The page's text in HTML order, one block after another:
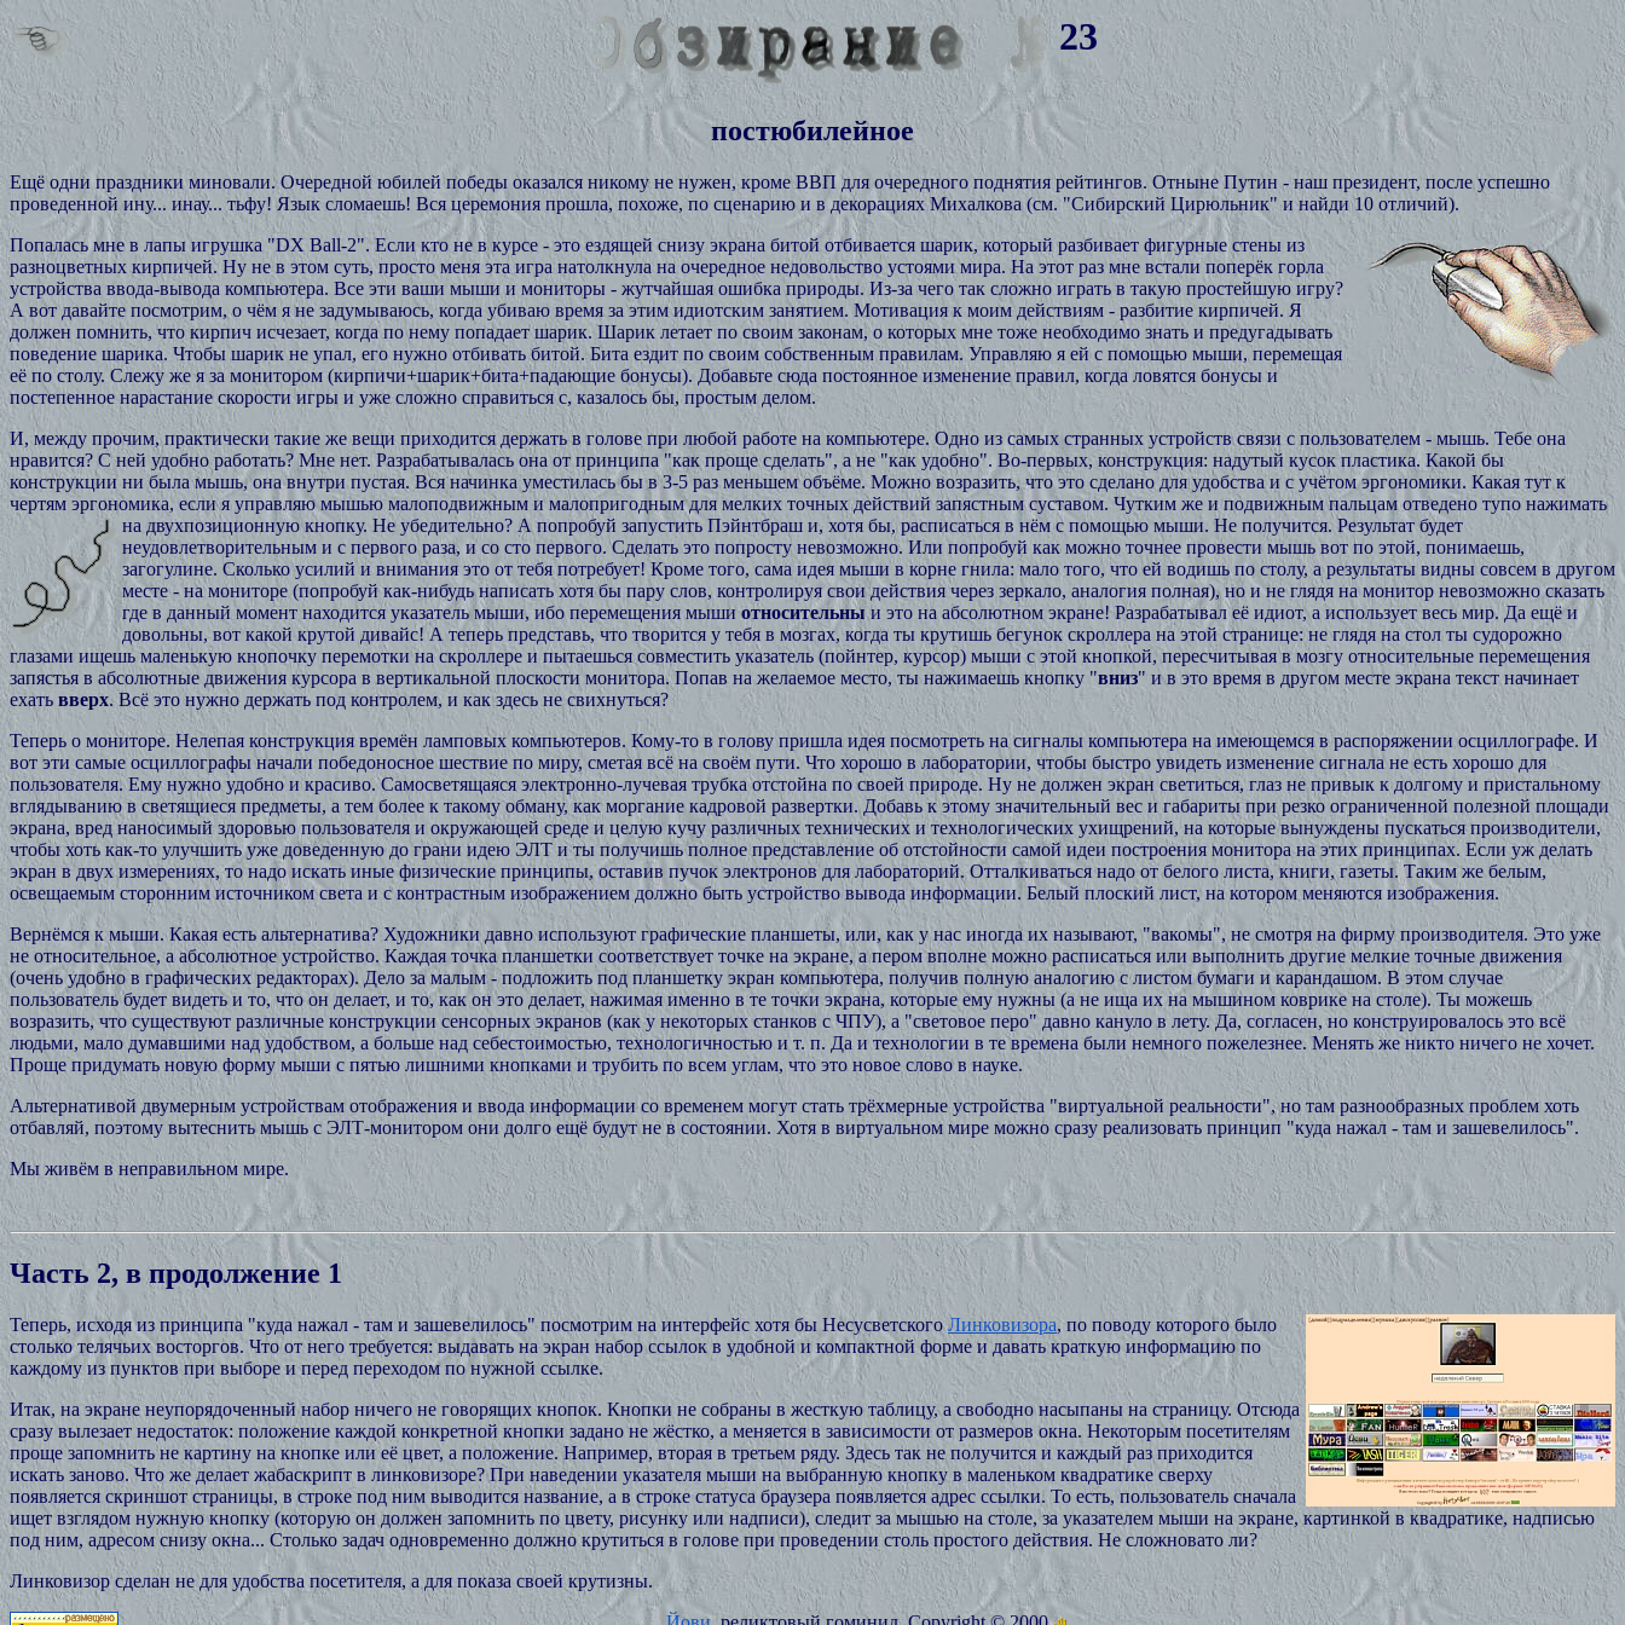
23
постюбилейное
Ещё одни праздники миновали. Очередной юбилей победы оказался никому не нужен, кроме ВВП для очередного поднятия рейтингов. Отныне Путин - наш президент, после успешно
проведенной ину... инау... тьфу! Язык сломаешь! Вся церемония прошла, похоже, по сценарию и в декорациях Михалкова (см. "Сибирский Цирюльник" и найди 10 отличий).
Попалась мне в лапы игрушка "DX Ball-2". Если кто не в курсе - это ездящей снизу экрана битой отбивается шарик, который разбивает фигурные стены из
разноцветных кирпичей. Ну не в этом суть, просто меня эта игра натолкнула на очередное недовольство устоями мира. На этот раз мне встали поперёк горла
устройства ввода-вывода компьютера. Все эти ваши мыши и мониторы - жутчайшая ошибка природы. Из-за чего так сложно играть в такую простейшую игру?
А вот давайте посмотрим, о чём я не задумываюсь, когда убиваю время за этим идиотским занятием. Мотивация к моим действиям - разбитие кирпичей. Я
должен помнить, что кирпич исчезает, когда по нему попадает шарик. Шарик летает по своим законам, о которых мне тоже необходимо знать и предугадывать
поведение шарика. Чтобы шарик не упал, его нужно отбивать битой. Бита ездит по своим собственным правилам. Управляю я ей с помощью мыши, перемещая
её по столу. Слежу же я за монитором (кирпичи+шарик+бита+падающие бонусы). Добавьте сюда постоянное изменение правил, когда ловятся бонусы и
постепенное нарастание скорости игры и уже сложно справиться с, казалось бы, простым делом.
И, между прочим, практически такие же вещи приходится держать в голове при любой работе на компьютере. Одно из самых странных устройств связи с пользователем - мышь. Тебе она
нравится? С ней удобно работать? Мне нет. Разрабатывалась она от принципа "как проще сделать", а не "как удобно". Во-первых, конструкция: надутый кусок пластика. Какой бы
конструкции ни была мышь, она внутри пустая. Вся начинка уместилась бы в 3-5 раз меньшем объёме. Можно возразить, что это сделано для удобства и с учётом эргономики. Какая тут к
чертям эргономика, если я управляю мышью малоподвижным и малопригодным для мелких точных действий запястным суставом. Чутким же и подвижным пальцам отведено тупо нажимать
на двухпозиционную кнопку. Не убедительно? А попробуй запустить Пэйнтбраш и, хотя бы, расписаться в нём с помощью мыши. Не получится. Результат будет
неудовлетворительным и с первого раза, и со сто первого. Сделать это попросту невозможно. Или попробуй как можно точнее провести мышь вот по этой, понимаешь,
загогулине. Сколько усилий и внимания это от тебя потребует! Кроме того, сама идея мыши в корне гнила: мало того, что ей водишь по столу, а результаты видны совсем в другом
месте - на мониторе (попробуй как-нибудь написать хотя бы пару слов, контролируя свои действия через зеркало, аналогия полная), но и не глядя на монитор невозможно сказать
где в данный момент находится указатель мыши, ибо перемещения мышиотносительныи это на абсолютном экране! Разрабатывал её идиот, а использует весь мир. Да ещё и
довольны, вот какой крутой дивайс! А теперь представь, что творится у тебя в мозгах, когда ты крутишь бегунок скроллера на этой странице: не глядя на стол ты судорожно
глазами ищешь маленькую кнопочку перемотки на скроллере и пытаешься совместить указатель (пойнтер, курсор) мыши с этой кнопкой, пересчитывая в мозгу относительные перемещения
запястья в абсолютные движения курсора в вертикальной плоскости монитора. Попав на желаемое место, ты нажимаешь кнопку "вниз" и в это время в другом месте экрана текст начинает
ехать вверх. Всё это нужно держать под контролем, и как здесь не свихнуться?
Теперь о мониторе. Нелепая конструкция времён ламповых компьютеров. Кому-то в голову пришла идея посмотреть на сигналы компьютера на имеющемся в распоряжении осциллографе. И
вот эти самые осциллографы начали победоносное шествие по миру, сметая всё на своём пути. Что хорошо в лаборатории, чтобы быстро увидеть изменение сигнала не есть хорошо для
пользователя. Ему нужно удобно и красиво. Самосветящаяся электронно-лучевая трубка отстойна по своей природе. Ну не должен экран светиться, глаз не привык к долгому и пристальному
вглядыванию в светящиеся предметы, а тем более к такому обману, как моргание кадровой развертки. Добавь к этому значительный вес и габариты при резко ограниченной полезной площади
экрана, вред наносимый здоровью пользователя и окружающей среде и целую кучу различных технических и технологических ухищрений, на которые вынуждены пускаться производители,
чтобы хоть как-то улучшить уже доведенную до грани идею ЭЛТ и ты получишь полное представление об отстойности самой идеи построения монитора на этих принципах. Если уж делать
экран в двух измерениях, то надо искать иные физические принципы, оставив пучок электронов для лабораторий. Отталкиваться надо от белого листа, книги, газеты. Таким же белым,
освещаемым сторонним источником света и с контрастным изображением должно быть устройство вывода информации. Белый плоский лист, на котором меняются изображения.
Вернёмся к мыши. Какая есть альтернатива? Художники давно используют графические планшеты, или, как у нас иногда их называют, "вакомы", не смотря на фирму производителя. Это уже
не относительное, а абсолютное устройство. Каждая точка планшетки соответствует точке на экране, а пером вполне можно расписаться или выполнить другие мелкие точные движения
(очень удобно в графических редакторах). Дело за малым - подложить под планшетку экран компьютера, получив полную аналогию с листом бумаги и карандашом. В этом случае
пользователь будет видеть и то, что он делает, и то, как он это делает, нажимая именно в те точки экрана, которые ему нужны (а не ища их на мышином коврике на столе). Ты можешь
возразить, что существуют различные конструкции сенсорных экранов (как у некоторых станков с ЧПУ), а "световое перо" давно кануло в лету. Да, согласен, но конструировалось это всё
людьми, мало думавшими над удобством, а больше над себестоимостью, технологичностью и т. п. Да и технологии в те времена были немного пожелезнее. Менять же никто ничего не хочет.
Проще придумать новую форму мыши с пятью лишними кнопками и трубить по всем углам, что это новое слово в науке.
Альтернативой двумерным устройствам отображения и ввода информации со временем могут стать трёхмерные устройства "виртуальной реальности", но там разнообразных проблем хоть
отбавляй, поэтому вытеснить мышь с ЭЛТ-монитором они долго ещё будут не в состоянии. Хотя в виртуальном мире можно сразу реализовать принцип "куда нажал - там и зашевелилось".
Мы живём в неправильном мире.
Часть 2, в продолжение 1
Теперь, исходя из принципа "куда нажал - там и зашевелилось" посмотрим на интерфейс хотя бы НесусветскогоЛинковизора, по поводу которого было
столько телячьих восторгов. Что от него требуется: выдавать на экран набор ссылок в удобной и компактной форме и давать краткую информацию по
каждому из пунктов при выборе и перед переходом по нужной ссылке.
Итак, на экране неупорядоченный набор ничего не говорящих кнопок. Кнопки не собраны в жесткую таблицу, а свободно насыпаны на страницу. Отсюда
сразу вылезает недостаток: положение каждой конкретной кнопки задано не жёстко, а меняется в зависимости от размеров окна. Некоторым посетителям
проще запомнить не картину на кнопке или её цвет, а положение. Например, вторая в третьем ряду. Здесь так не получится и каждый раз приходится
искать заново. Что же делает жабаскрипт в линковизоре? При наведении указателя мыши на выбранную кнопку в маленьком квадратике сверху
появляется скриншот страницы, в строке под ним выводится название, а в строке статуса браузера появляется адрес ссылки. То есть, пользователь сначала
ищет взглядом нужную кнопку (которую он должен запомнить по цвету, рисунку или надписи), следит за мышью на столе, за указателем мыши на экране, картинкой в квадратике, надписью
под ним, адресом снизу окна... Столько задач одновременно должно крутиться в голове при проведении столь простого действия. Не сложновато ли?
Линковизор сделан не для удобства посетителя, а для показа своей крутизны.